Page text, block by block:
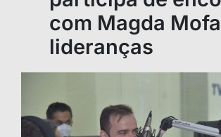
com Magda
lideranças